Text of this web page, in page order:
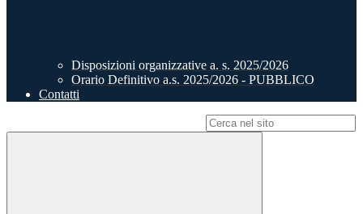
Disposizioni organizzative a. s. 2025/2026
Orario Definitivo a.s. 2025/2026 - PUBBLICO
Contatti